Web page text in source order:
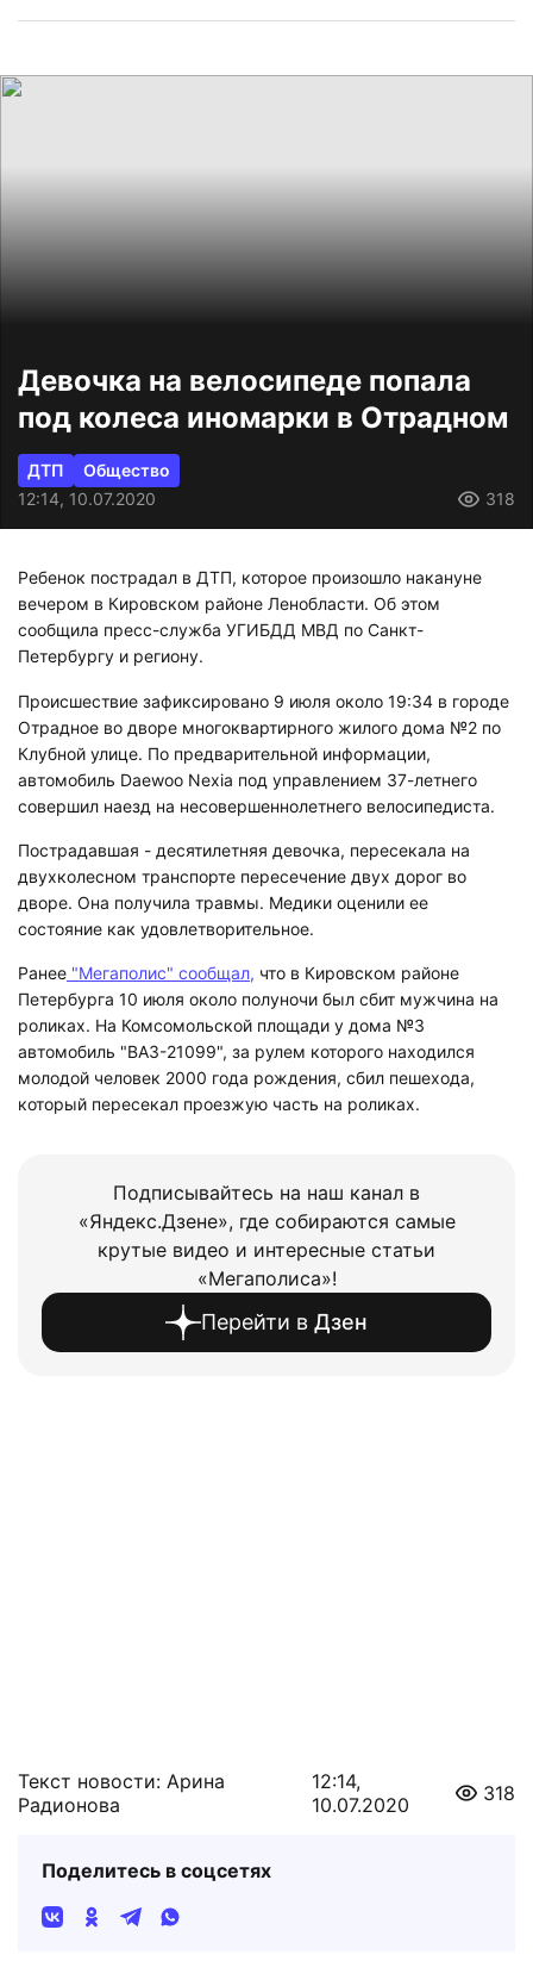
Девочка на велосипеде попала
под колеса иномарки в Отрадном
ДТП
Общество
12:14, 10.07.2020
318
Ребенок пострадал в ДТП, которое произошло накануне
вечером в Кировском районе Ленобласти. Об этом
сообщила пресс-служба УГИБДД МВД по Санкт-
Петербургу и региону.
Происшествие зафиксировано 9 июля около 19:34 в городе
Отрадное во дворе многоквартирного жилого дома №2 по
Клубной улице. По предварительной информации,
автомобиль Daewoo Nexia под управлением 37-летнего
совершил наезд на несовершеннолетнего велосипедиста.
Пострадавшая - десятилетняя девочка, пересекала на
двухколесном транспорте пересечение двух дорог во
дворе. Она получила травмы. Медики оценили ее
состояние как удовлетворительное.
Ранее "Мегаполис" сообщал, что в Кировском районе
Петербурга 10 июля около полуночи был сбит мужчина на
роликах. На Комсомольской площади у дома №3
автомобиль "ВАЗ-21099", за рулем которого находился
молодой человек 2000 года рождения, сбил пешехода,
который пересекал проезжую часть на роликах.
Подписывайтесь на наш канал в
«Яндекс.Дзене», где собираются самые
крутые видео и интересные статьи
«Мегаполиса»!
Перейти в Дзен
Текст новости: Арина
Радионова
12:14,
10.07.2020
318
Поделитесь в соцсетях